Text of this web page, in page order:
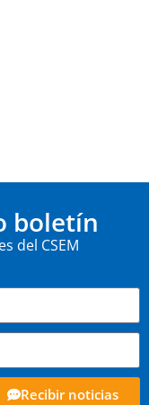
boletín
del CSEM
Recibir noticias